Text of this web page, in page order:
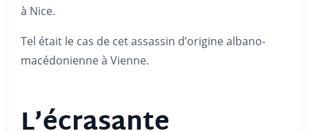
à Nice.
Tel était le cas de cet assassin d’origine albano-
macédonienne à Vienne.